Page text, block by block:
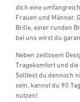
dich eine
Frauen und Männer.
Brille, einer runden
bei uns wirst du
Neben zeitlosem
Tragekomfort und
Solltest du dennoch
sein, kannst du 90
nutzen!